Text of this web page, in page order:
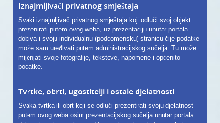
Iznajmljivači privatnog smještaja
Svaki iznajmljivač privatnog smještaja koji odluči svoj objekt
prezenirati putem ovog weba, uz prezentaciju unutar portala
dobiva i svoju individualnu (poddomensku) stranicu čije podatke
može sam uređivati putem administracijskog sučelja. Tu može
mijenjati svoje fotografije, tekstove, napomene i općenito
podatke.
Tvrtke, obrti, ugostitelji i ostale djelatnosti
Svaka tvrtka ili obrt koji se odluči prezentirati svoju djelatnost
putem ovog weba osim prezentacijskog sučelja unutar portala